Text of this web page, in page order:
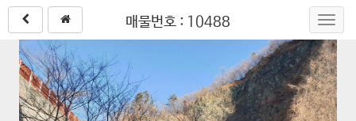
매물번호 : 10488